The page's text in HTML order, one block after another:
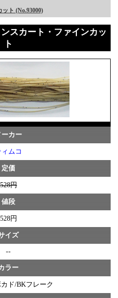
ト (No.93000)
スカート・ファインカッ
ト
ーカー
ィムコ
定価
528円
値段
528円
イズ
--
ラー
カド/BKフレーク